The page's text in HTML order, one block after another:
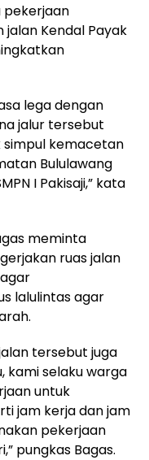
pekerjaan
Kendal Payak
lega dengan
jalur tersebut
kemacetan
Bululawang
I Pakisaji,” kata
meminta
ruas jalan
lalulintas agar
tersebut juga
kami selaku warga
untuk
jam kerja dan jam
pekerjaan
pungkas Bagas.